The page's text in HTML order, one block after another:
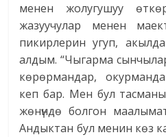
менен жолугушуу
жазуучулар менен
пикирлерин угуп,
алдым. “Чыгарма сынчылар
көрөрмандар,
кеп бар. Мен бул
жөнүндө болгон
Андыктан бул менин көз